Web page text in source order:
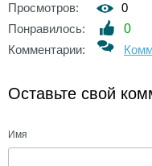
Просмотров:
0
Понравилось:
0
Комментарии:
Оставьте свой
Имя